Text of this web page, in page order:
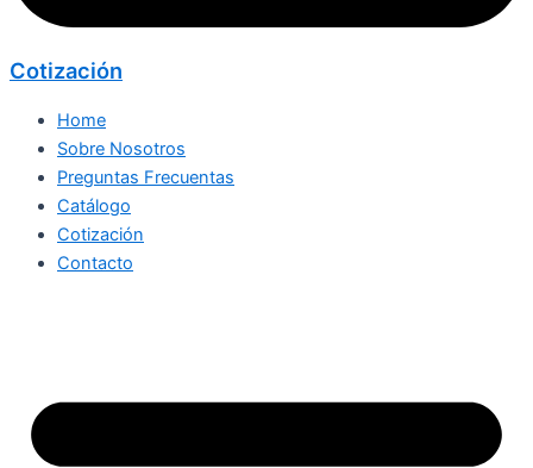
Cotización
Home
Sobre Nosotros
Preguntas Frecuentas
Catálogo
Cotización
Contacto